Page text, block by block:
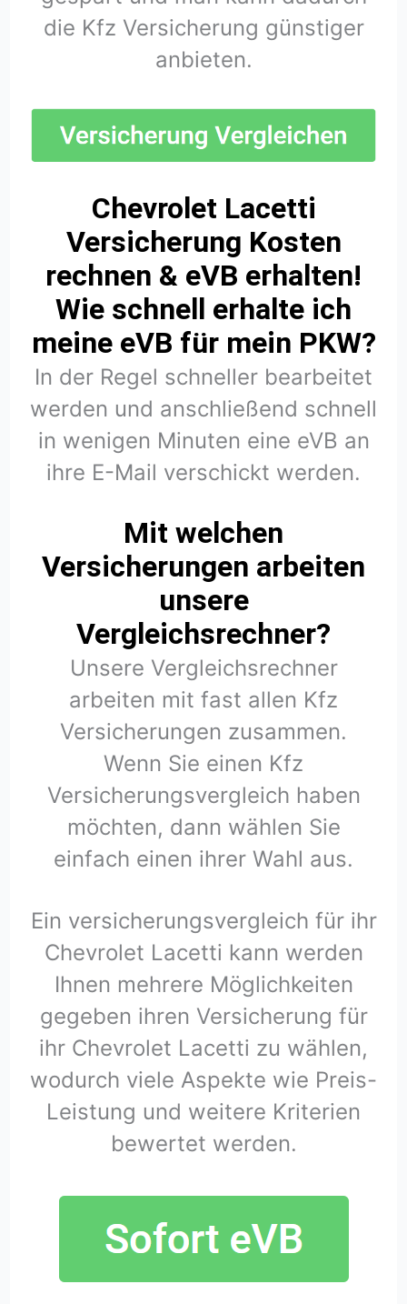
die Kfz Versicherung günstiger
anbieten.
Chevrolet Lacetti
Versicherung Kosten
rechnen & eVB erhalten!
Wie schnell erhalte ich
meine eVB für mein PKW?
In der Regel schneller bearbeitet
werden und anschließend schnell
in wenigen Minuten eine eVB an
ihre E-Mail verschickt werden.
Mit welchen
Versicherungen arbeiten
unsere
Vergleichsrechner?
Unsere Vergleichsrechner
arbeiten mit fast allen Kfz
Versicherungen zusammen.
Wenn Sie einen Kfz
Versicherungsvergleich haben
möchten, dann wählen Sie
einfach einen ihrer Wahl aus.
Ein versicherungsvergleich für ihr
Chevrolet Lacetti kann werden
Ihnen mehrere Möglichkeiten
gegeben ihren Versicherung für
ihr Chevrolet Lacetti zu wählen,
wodurch viele Aspekte wie Preis-
Leistung und weitere Kriterien
bewertet werden.